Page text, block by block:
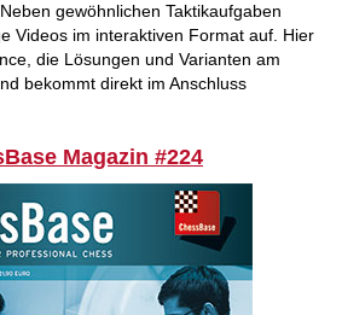
gewöhnlichen Taktikaufgaben
Videos im interaktiven Format auf. Hier
die Lösungen und Varianten am
bekommt direkt im Anschluss
Magazin #224